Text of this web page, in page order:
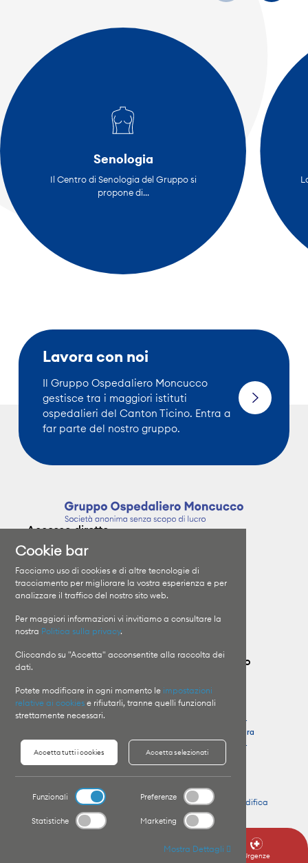
Senologia
Il Centro di Senologia del Gruppo si
propone di...
Lavora con noi
Il Gruppo Ospedaliero Moncucco
gestisce tra i maggiori istituti
ospedalieri del Canton Ticino. Entra a
far parte del nostro gruppo.
Accesso diretto
Clinica Moncucco
Clinica Santa Chiara
Orari di visita
Informazioni sui ricoveri
Specializzazioni
I medici
Il Gruppo
Lavora con noi
Contatta il Gruppo Ospedaliero Moncucco
Clinica Moncucco
T+41 91 960 81 11
Clinica Santa Chiara
T+41 91 756 41 11
Pronto Soccorso
Clinica Moncucco
+41 91 960 85 64
Clinica Santa Chiara
+41 91 756 48 44
Copyright © 2026 Website byOrganica.agency
Modifica
preferenze Cookie
Urgenze
Cookie bar
Facciamo uso di cookies e di altre tecnologie di
tracciamento per migliorare la vostra esperienza e per
analizzare il traffico del nostro sito web.
Per maggiori informazioni vi invitiamo a consultare la
nostra Politica sulla privacy.
Cliccando su "Accetta" acconsentite alla raccolta dei
dati.
Potete modificare in ogni momento le impostazioni
relative ai cookies e rifiutarli, tranne quelli funzionali
strettamente necessari.
Accetta tutti i cookies Accetta selezionati
Funzionali Preferenze
Statistiche Marketing
Mostra Dettagli